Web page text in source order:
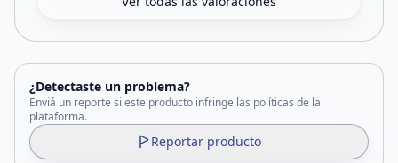
¿Detectaste un problema?
Enviá un reporte si este producto infringe las políticas de la
plataforma.
Reportar producto